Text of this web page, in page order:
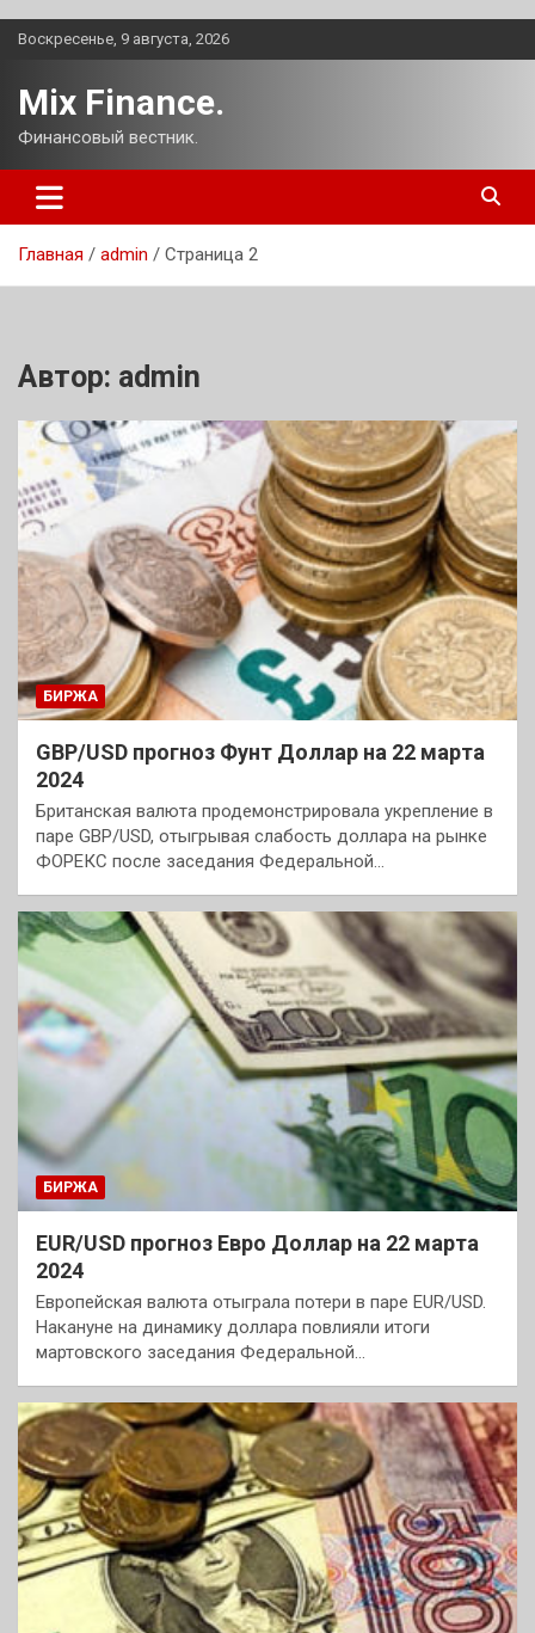
Перейти
Воскресенье, 9 августа, 2026
Mix Finance.
Финансовый вестник.
Главная admin Страница 2
Автор: admin
БИРЖА
GBP/USD прогноз Фунт Доллар на 22 марта
2024
Британская валюта продемонстрировала укрепление в
паре GBP/USD, отыгрывая слабость доллара на рынке
ФОРЕКС после заседания Федеральной…
БИРЖА
EUR/USD прогноз Евро Доллар на 22 марта
2024
Европейская валюта отыграла потери в паре EUR/USD.
Накануне на динамику доллара повлияли итоги
мартовского заседания Федеральной…